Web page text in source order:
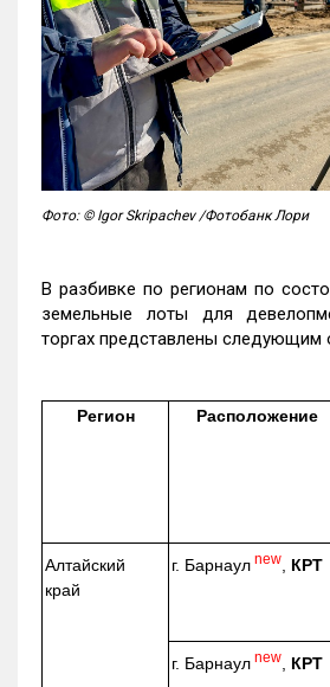
Фото: © Igor Skripachev /Фотобанк Лори
В разбивке по регионам по
земельные лоты для
торгах представлены следующим
Регион Расположение
Алтайский
край
г. Барнаул new КРТ
г. Барнаул new КРТ